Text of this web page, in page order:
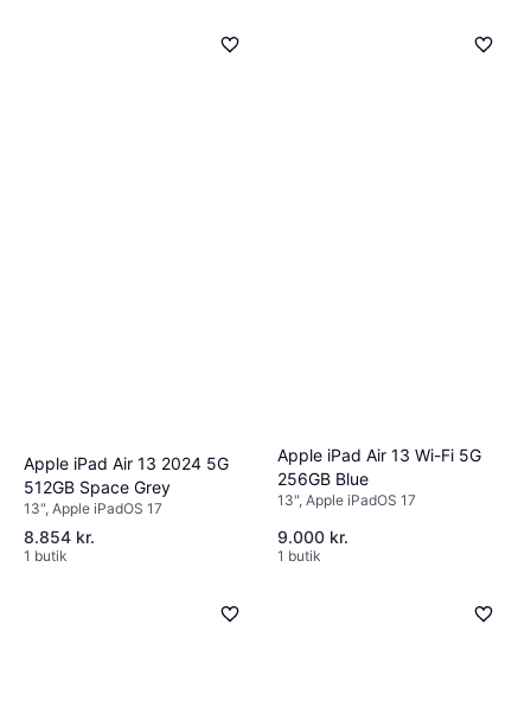
Apple iPad Air 13 2024 5G
512GB Space Grey
13", Apple iPadOS 17
8.854 kr.
1 butik
Apple iPad Air 13 Wi-Fi 5G
256GB Blue
13", Apple iPadOS 17
9.000 kr.
1 butik